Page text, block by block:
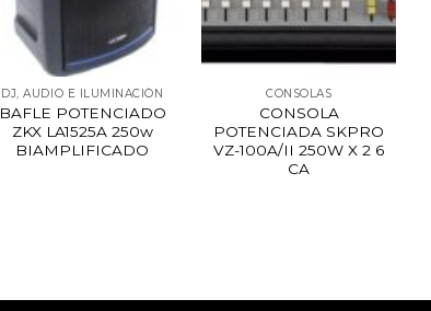
DJ, AUDIO E ILUMINACIÓN
BAFLE POTENCIADO
ZKX LA1525A 250w
BIAMPLIFICADO
CONSOLAS
CONSOLA
POTENCIADA SKPRO
VZ-100A/II 250W X 2 6
CA